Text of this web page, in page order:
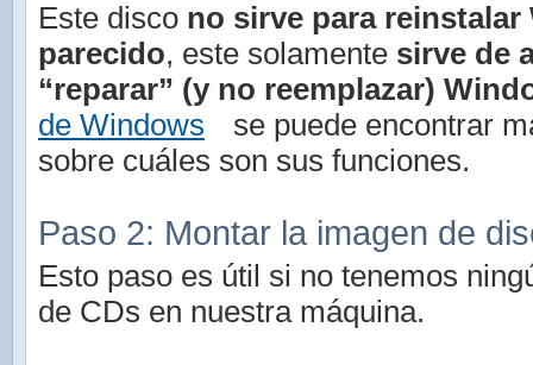
Este disco no sirve para
parecido, este solamente sirve de
“reparar” (y no reemplazar)
de Windows
se puede encontrar
sobre cuáles son sus funciones.
Paso 2: Montar la imagen de
Esto paso es útil si no tenemos
de CDs en nuestra máquina.